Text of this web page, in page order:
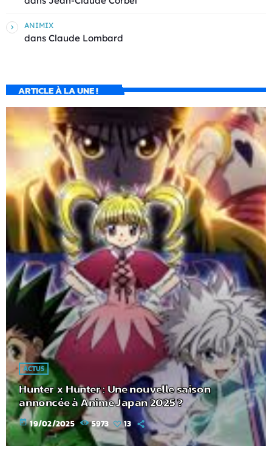
ANIMIX
dans Claude Lombard
ARTICLE À LA UNE !
ACTUS
Hunter x Hunter : Une nouvelle saison
annoncée à Anime Japan 2025 ?
today 19/02/2025 5973 13